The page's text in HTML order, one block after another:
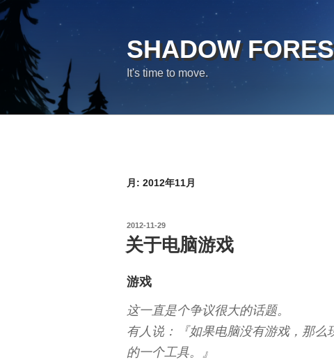
コ
ン
テ
SHADOW
It's time to move.
月:2012年11月
投
稿
日:
2012-11-29
关于电脑游戏
游戏
这一直是个争议很大的话题。
有人说：『如果电脑没有游戏，那
的一个工具。』